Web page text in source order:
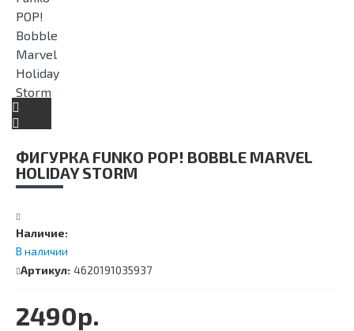
ФИГУРКА FUNKO POP! BOBBLE MARVEL
HOLIDAY STORM
Наличие:
В наличии
Артикул: 4620191035937
2490р.